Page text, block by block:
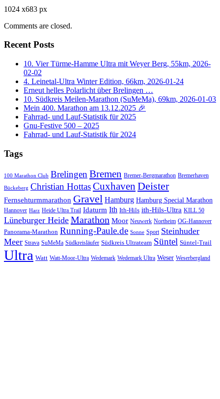
1024 x683 px
Comments are closed.
Recent Posts
10. Vier Türme-Hamme Ultra mit Weyer Berg, 55km, 2026-
02-02
4. Leinetal-Ultra Winter Edition, 66km, 2026-01-24
Erneut helles Polarlicht über Brelingen …
10. Südkreis Meilen-Marathon (SuMeMa), 69km, 2026-01-03
Mein 400. Marathon am 13.12.2025 🎉
Fahrrad- und Lauf-Statistik für 2025
Gnu-Festive 500 – 2025
Fahrrad- und Lauf-Statistik für 2024
Tags
100 Marathon Club BrelingenBremen Bremer-Bergmarathon Bremerhaven
Bückeberg Christian HottasCuxhaven Deister
Fernsehturmmarathon Gravel Hamburg Hamburg Special Marathon
Hannover Harz Heide Ultra Trail Idaturm Ith Ith-Hils ith-Hils-Ultra KILL 50
Lüneburger Heide Marathon Moor Neuwerk Northeim OG-Hannover
Panorama-Marathon Running-Paule.de Sonne Sport Steinhuder
Meer Strava SuMeMa Südkreisläufer Südkreis Ultrateam Süntel Süntel-Trail
Ultra Watt Watt-Moor-Ultra Wedemark Wedemark Ultra Weser Weserbergland